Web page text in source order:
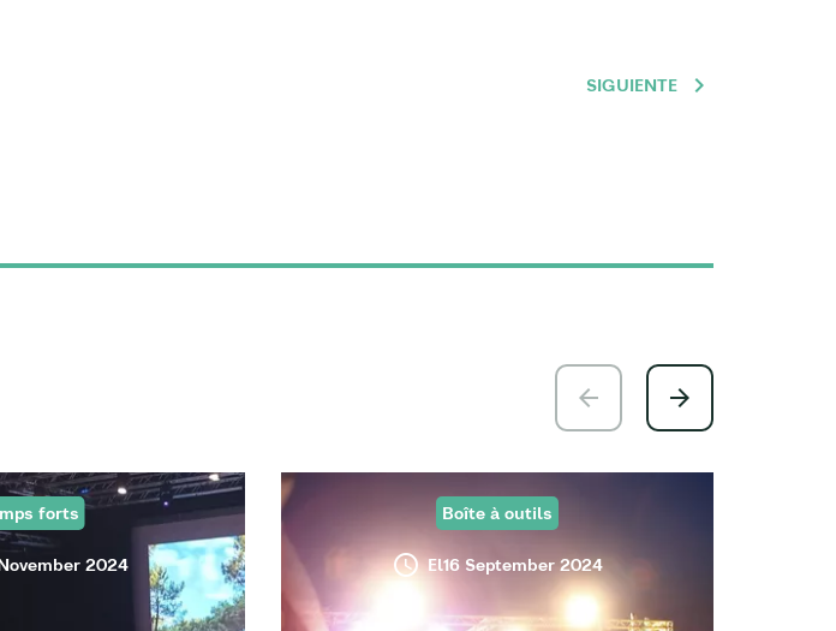
SIGUIENTE
forts
2024
Boîte à outils
El16 September 2024